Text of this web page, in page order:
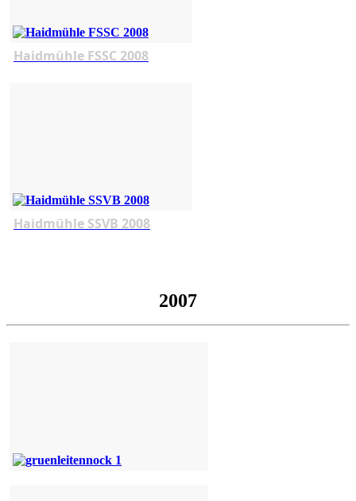
Haidmühle FSSC 2008
Haidmühle SSVB 2008
2007